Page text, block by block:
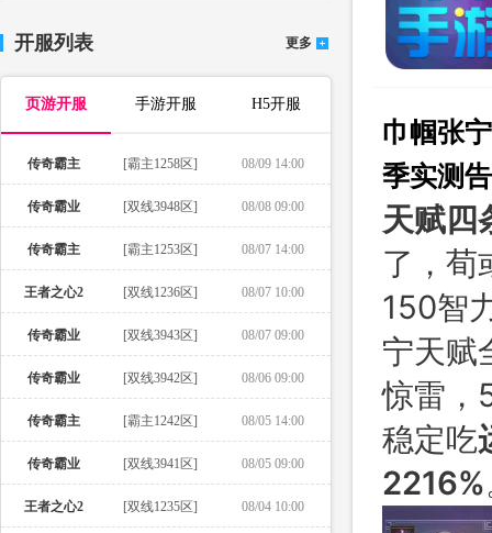
开服列表 更多
页游开服 手游开服 H5开服
传奇霸主 [霸主1258区] 08/09 14:00
传奇霸业 [双线3948区] 08/08 09:00
传奇霸主 [霸主1253区] 08/07 14:00
王者之心2 [双线1236区] 08/07 10:00
传奇霸业 [双线3943区] 08/07 09:00
传奇霸业 [双线3942区] 08/06 09:00
传奇霸主 [霸主1242区] 08/05 14:00
传奇霸业 [双线3941区] 08/05 09:00
王者之心2 [双线1235区] 08/04 10:00
巾帼张
季实测
天赋四
了，荀
150智
宁天赋
惊雷，
稳定吃
2216%